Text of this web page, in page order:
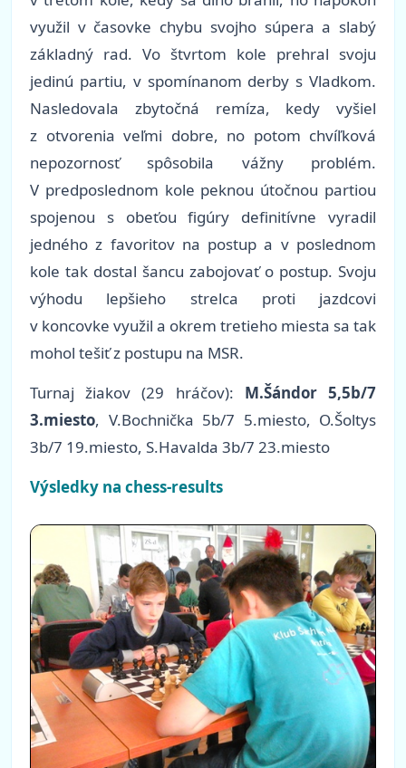
využil v časovke chybu svojho súpera a slabý
základný rad. Vo štvrtom kole prehral svoju
jedinú partiu, v spomínanom derby s Vladkom.
Nasledovala zbytočná remíza, kedy vyšiel
z otvorenia veľmi dobre, no potom chvíľková
nepozornosť spôsobila vážny problém.
V predposlednom kole peknou útočnou partiou
spojenou s obeťou figúry definitívne vyradil
jedného z favoritov na postup a v poslednom
kole tak dostal šancu zabojovať o postup. Svoju
výhodu lepšieho strelca proti jazdcovi
v koncovke využil a okrem tretieho miesta sa tak
mohol tešiť z postupu na MSR.
Turnaj žiakov (29 hráčov): M.Šándor 5,5b/7
3.miesto, V.Bochnička 5b/7 5.miesto, O.Šoltys
3b/7 19.miesto, S.Havalda 3b/7 23.miesto
Výsledky na chess-results